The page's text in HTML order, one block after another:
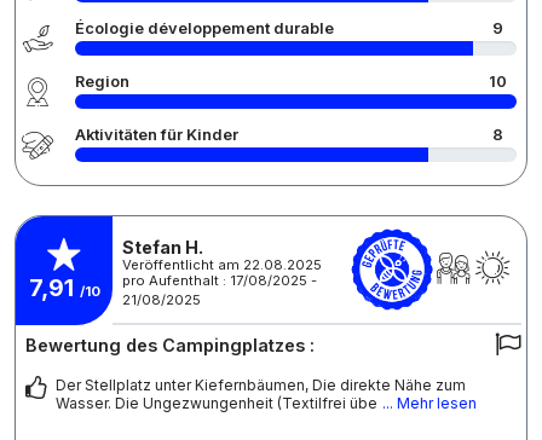
Écologie développement durable 9
Region 10
Aktivitäten für Kinder 8
7,91 /10
Stefan H.
Veröffentlicht am 22.08.2025
pro Aufenthalt : 17/08/2025 -
21/08/2025
Bewertung des Campingplatzes :
Der Stellplatz unter Kiefernbäumen, Die direkte Nähe zum
Wasser. Die Ungezwungenheit (Textilfrei übe ... Mehr lesen